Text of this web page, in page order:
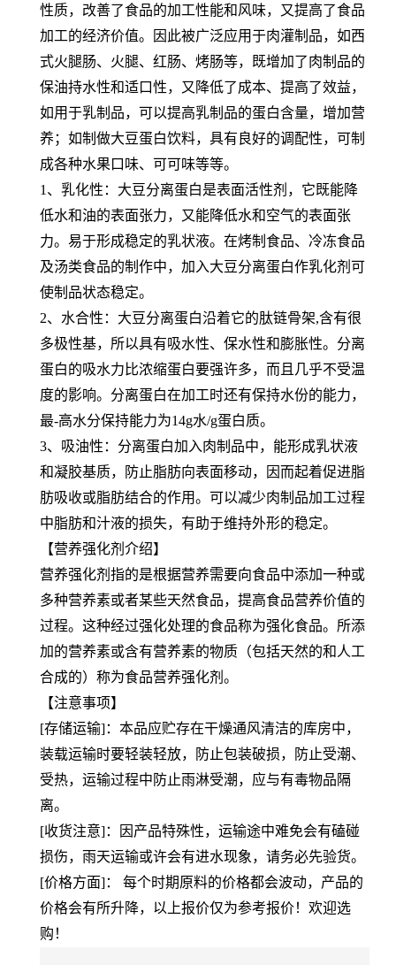
性质，改善了食品的加工性能和风味，又提高了食品
加工的经济价值。因此被广泛应用于肉灌制品，如西
式火腿肠、火腿、红肠、烤肠等，既增加了肉制品的
保油持水性和适口性，又降低了成本、提高了效益，
如用于乳制品，可以提高乳制品的蛋白含量，增加营
养；如制做大豆蛋白饮料，具有良好的调配性，可制
成各种水果口味、可可味等等。
1、乳化性：大豆分离蛋白是表面活性剂，它既能降
低水和油的表面张力，又能降低水和空气的表面张
力。易于形成稳定的乳状液。在烤制食品、冷冻食品
及汤类食品的制作中，加入大豆分离蛋白作乳化剂可
使制品状态稳定。
2、水合性：大豆分离蛋白沿着它的肽链骨架,含有很
多极性基，所以具有吸水性、保水性和膨胀性。分离
蛋白的吸水力比浓缩蛋白要强许多，而且几乎不受温
度的影响。分离蛋白在加工时还有保持水份的能力，
最-高水分保持能力为14g水/g蛋白质。
3、吸油性：分离蛋白加入肉制品中，能形成乳状液
和凝胶基质，防止脂肪向表面移动，因而起着促进脂
肪吸收或脂肪结合的作用。可以减少肉制品加工过程
中脂肪和汁液的损失，有助于维持外形的稳定。
【营养强化剂介绍】
营养强化剂指的是根据营养需要向食品中添加一种或
多种营养素或者某些天然食品，提高食品营养价值的
过程。这种经过强化处理的食品称为强化食品。所添
加的营养素或含有营养素的物质（包括天然的和人工
合成的）称为食品营养强化剂。
【注意事项】
[存储运输]：本品应贮存在干燥通风清洁的库房中，
装载运输时要轻装轻放，防止包装破损，防止受潮、
受热，运输过程中防止雨淋受潮，应与有毒物品隔
离。
[收货注意]：因产品特殊性，运输途中难免会有磕碰
损伤，雨天运输或许会有进水现象，请务必先验货。
[价格方面]： 每个时期原料的价格都会波动，产品的
价格会有所升降，以上报价仅为参考报价！欢迎选
购！